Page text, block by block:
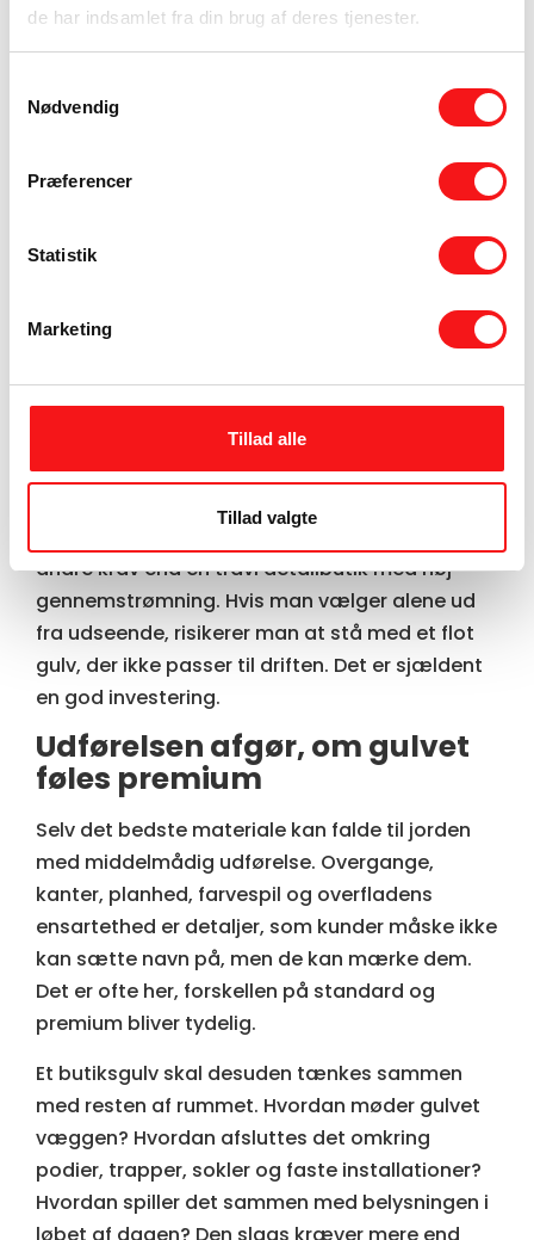
de har indsamlet fra din brug af deres tjenester.
Nødvendig
Præferencer
Statistik
Marketing
Tillad alle
Tillad valgte
Et eksklusivt butiksgulv skal kunne holde til
virkeligheden. Kundetrafik, skiftende vejr,
rengøring, inventarflyt og daglig belastning
sætter tydelige spor, hvis materialet eller
æstetik altid følges af teknisk forståelse.
modstandsdygtighed mod pletter og den
patinerer smukt og bliver mere karakterfulde
konsekvent for at bevare deres udtryk. Ingen
Derfor er det vigtigt at være ærlig om
brugsscenariet. En rolig showroombutik har
andre krav end en travl detailbutik med høj
gennemstrømning. Hvis man vælger alene ud
fra udseende, risikerer man at stå med et flot
gulv, der ikke passer til driften. Det er sjældent
en god investering.
Udførelsen afgør, om gulvet
føles premium
Selv det bedste materiale kan falde til jorden
med middelmådig udførelse. Overgange,
kanter, planhed, farvespil og overfladens
ensartethed er detaljer, som kunder måske ikke
kan sætte navn på, men de kan mærke dem.
Det er ofte her, forskellen på standard og
premium bliver tydelig.
Et butiksgulv skal desuden tænkes sammen
med resten af rummet. Hvordan møder gulvet
væggen? Hvordan afsluttes det omkring
podier, trapper, sokler og faste installationer?
Hvordan spiller det sammen med belysningen i
løbet af dagen? Den slags kræver mere end